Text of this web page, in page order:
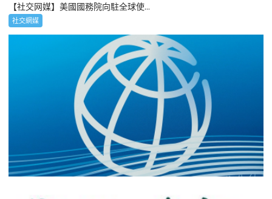
【社交网媒】美國國務院向駐全球使...
社交網媒